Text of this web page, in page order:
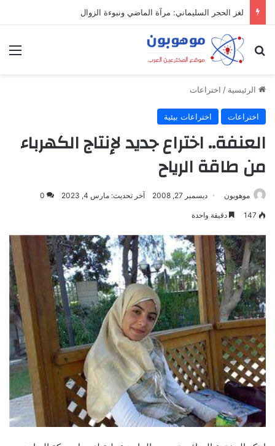
لغز الحجر السليماني: مرآة الماضي ونبوءة الزوال
بحث عن
الرئيسية / اختراعات
اختراعات اختراعات بيئية
العنفة.. اختراع جديد لإنتاج الكهرباء
من طاقة الرياح
موهوبون ديسمبر 27, 2008 آخر تحديث: مارس 4, 2023 0
147 دقيقة واحدة